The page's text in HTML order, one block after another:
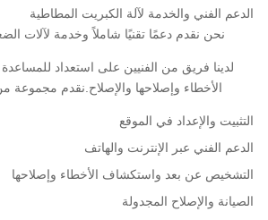
الدعم الفني والخدمة لآلة الكبريت المطاطية
نحن نقدم دعمًا تقنيًا شاملاً وخدمة لآلات
لدينا فريق من الفنيين على استعداد
الأخطاء وإصلاحها والإصلاح.نقدم مجموعة
التثبيت والإعداد في الموقع
الدعم الفني عبر الإنترنت والهاتف
التشخيص عن بعد واستكشاف الأخطاء وإصلاحها
الصيانة والإصلاح المجدولة